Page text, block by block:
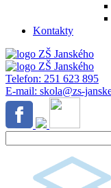
Kontakty
Telefon: 251 623 895
E-mail: skola@zs-